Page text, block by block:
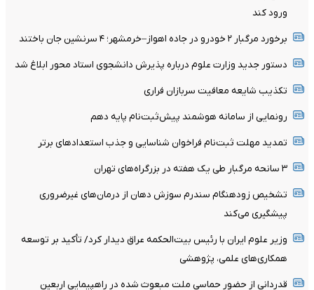
ورود کند
برخورد مرگبار ۲ خودرو در جاده اهواز–خرمشهر؛ ۴ سرنشین جان باختند
دستور جدید وزارت علوم درباره پذیرش دانشجوی استاد محور ابلاغ شد
تکذیب شایعه معافیت سربازان فراری
رونمایی از سامانه هوشمند پیش‌ثبت‌نام پایه دهم
تمدید مهلت ثبت‌نام فراخوان شناسایی و جذب استعدادهای برتر
۳ سانحه مرگبار طی یک هفته در بزرگراه‌های تهران
تشخیص زودهنگام سندرم سوزش دهان از درمان‌های غیرضروری
پیشگیری می‌کند
وزیر علوم ایران با رئیس بیت‌الحکمه عراق دیدار کرد/ تأکید بر توسعه
همکاری‌های علمی، پژوهشی
قدردانی از حضور حماسی ملت مبعوث شده در راهپیمایی اربعین